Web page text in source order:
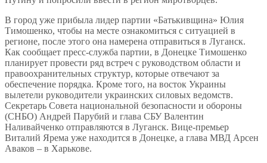
В город уже прибыла лидер партии «Батькивщина» Юлия
Тимошенко, чтобы на месте ознакомиться с ситуацией в
регионе, после этого она намерена отправиться в Луганск.
Как сообщает пресс-служба партии, в Донецке Тимошенко
планирует провести ряд встреч с руководством области и
правоохранительных структур, которые отвечают за
обеспечение порядка. Кроме того, на восток Украины
вылетели руководители украинских силовых ведомств.
Секретарь Совета национальной безопасности и обороны
(СНБО) Андрей Парубий и глава СБУ Валентин
Наливайченко отправляются в Луганск. Вице-премьер
Виталий Ярема уже находится в Донецке, а глава МВД Арсен
Аваков – в Харькове.